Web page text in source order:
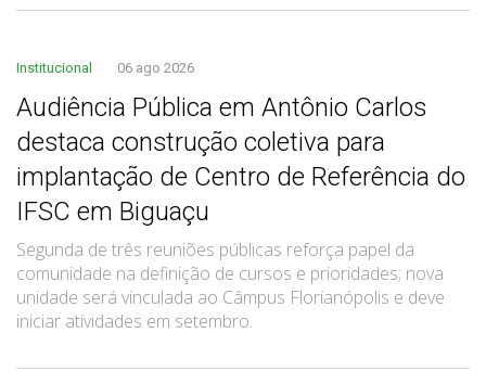
Institucional 06 ago 2026
Audiência Pública em Antônio Carlos
destaca construção coletiva para
implantação de Centro de Referência do
IFSC em Biguaçu
Segunda de três reuniões públicas reforça papel da
comunidade na definição de cursos e prioridades; nova
unidade será vinculada ao Câmpus Florianópolis e deve
iniciar atividades em setembro.